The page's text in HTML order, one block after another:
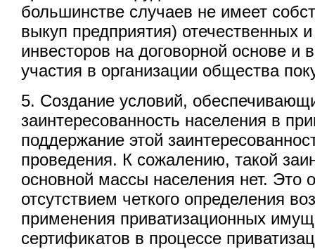
большинстве случаев не имеет
выкуп предприятия) отечественных
инвесторов на договорной основе и
участия в организации общества
5. Создание условий,
заинтересованность населения в
поддержание этой
проведения. К сожалению, такой
основной массы населения нет. Это
отсутствием четкого определения
применения приватизационных
сертификатов в процессе